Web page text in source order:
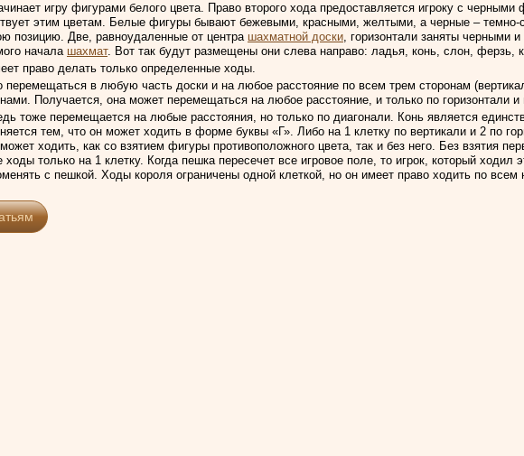
игру фигурами белого цвета. Право второго хода предоставляется игроку с
этим цветам. Белые фигуры бывают бежевыми, красными, желтыми, а черные –
позицию. Две, равноудаленные от центра шахматной доски, горизонтали заняты
начала шахмат. Вот так будут размещены они слева направо: ладья, конь, слон,
право делать только определенные ходы.
перемещаться в любую часть доски и на любое расстояние по всем трем сторонам
Получается, она может перемещаться на любое расстояние, и только по горизонтали и
тоже перемещается на любые расстояния, но только по диагонали. Конь является
тем, что он может ходить в форме буквы «Г». Либо на 1 клетку по вертикали и 2 по
ходить, как со взятием фигуры противоположного цвета, так и без него. Без взятия
ходы только на 1 клетку. Когда пешка пересечет все игровое поле, то игрок, который
с пешкой. Ходы короля ограничены одной клеткой, но он имеет право ходить по всем